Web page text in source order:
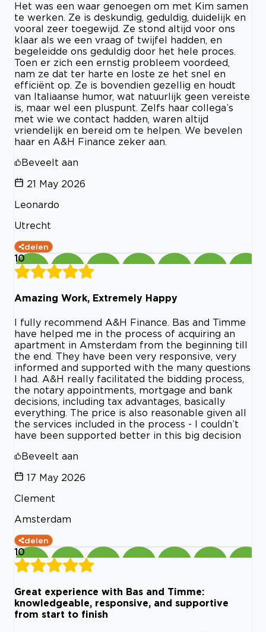
Het was een waar genoegen om met Kim samen
te werken. Ze is deskundig, geduldig, duidelijk en
vooral zeer toegewijd. Ze stond altijd voor ons
klaar als we een vraag of twijfel hadden, en
begeleidde ons geduldig door het hele proces.
Toen er zich een ernstig probleem voordeed,
nam ze dat ter harte en loste ze het snel en
efficiënt op. Ze is bovendien gezellig en houdt
van Italiaanse humor, wat natuurlijk geen vereiste
is, maar wel een pluspunt. Zelfs haar collega’s
met wie we contact hadden, waren altijd
vriendelijk en bereid om te helpen. We bevelen
haar en A&H Finance zeker aan.
Beveelt aan
21 May 2026
Leonardo
Utrecht
delen
10
Amazing Work, Extremely Happy
I fully recommend A&H Finance. Bas and Timme
have helped me in the process of acquiring an
apartment in Amsterdam from the beginning till
the end. They have been very responsive, very
informed and supported with the many questions
I had. A&H really facilitated the bidding process,
the notary appointments, mortgage and bank
decisions, including tax advantages, basically
everything. The price is also reasonable given all
the services included in the process - I couldn’t
have been supported better in this big decision
Beveelt aan
17 May 2026
Clement
Amsterdam
delen
10
Great experience with Bas and Timme:
knowledgeable, responsive, and supportive
from start to finish